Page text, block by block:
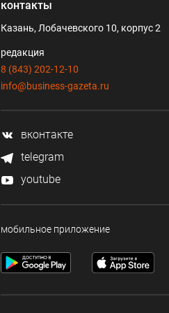
контакты
Казань, Лобачевского 10, корпус 2
редакция
8 (843) 202-12-10
info@business-gazeta.ru
вконтакте
telegram
youtube
мобильное приложение